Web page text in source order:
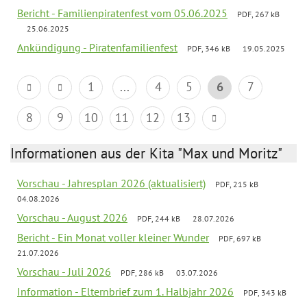
Bericht - Familienpiratenfest vom 05.06.2025
PDF, 267 kB
25.06.2025
Ankündigung - Piratenfamilienfest PDF, 346 kB 19.05.2025
1 ... 4 5 6
7
8
9 10 11 12 13
Informationen aus der Kita "Max und Moritz"
Vorschau - Jahresplan 2026 (aktualisiert)
PDF, 215 kB
04.08.2026
Vorschau - August 2026 PDF, 244 kB 28.07.2026
Bericht - Ein Monat voller kleiner Wunder
PDF, 697 kB
21.07.2026
Vorschau - Juli 2026 PDF, 286 kB 03.07.2026
Information - Elternbrief zum 1. Halbjahr 2026
PDF, 343 kB